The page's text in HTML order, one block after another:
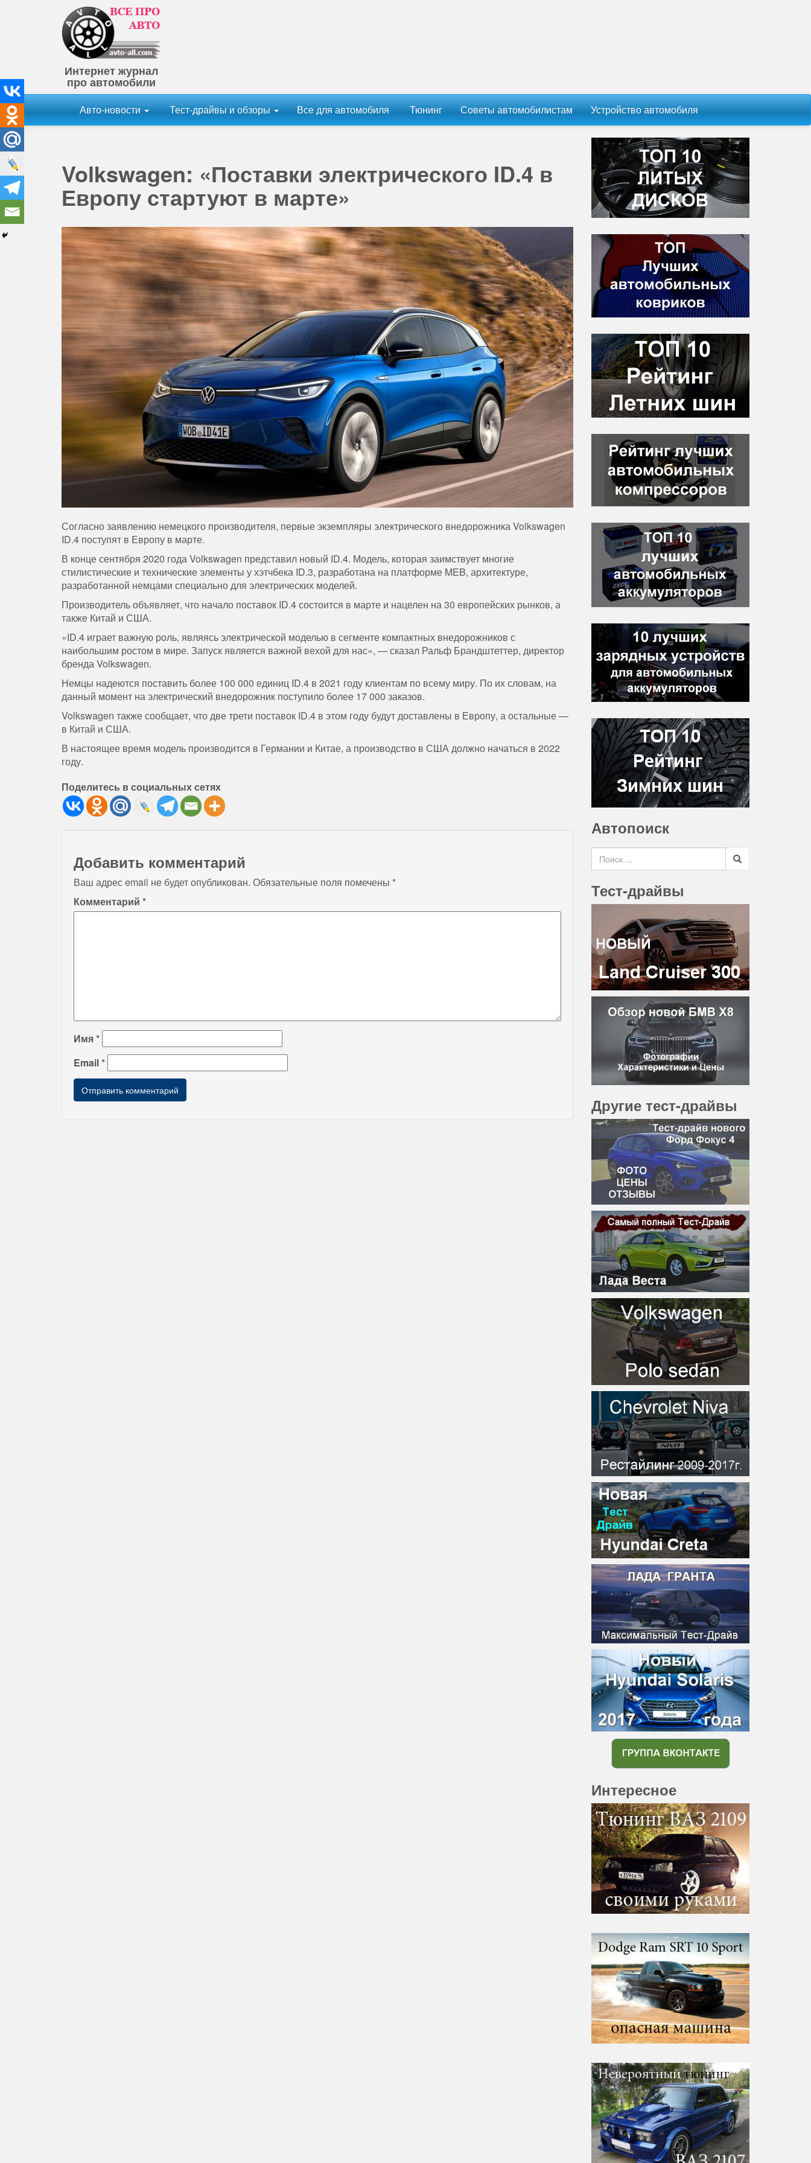
Интернет журнал
про автомобили
Авто-новости Тест-драйвы и обзоры Все для автомобиля Тюнинг Советы автомобилистам Устройство автомобиля
Volkswagen: «Поставки электрического ID.4 в
Европу стартуют в марте»
Согласно заявлению немецкого производителя, первые экземпляры электрического внедорожника Volkswagen
ID.4 поступят в Европу в марте.
В конце сентября 2020 года Volkswagen представил новый ID.4. Модель, которая заимствует многие
стилистические и технические элементы у хэтчбека ID.3, разработана на платформе MEB, архитектуре,
разработанной немцами специально для электрических моделей.
Производитель объявляет, что начало поставок ID.4 состоится в марте и нацелен на 30 европейских рынков, а
также Китай и США.
«ID.4 играет важную роль, являясь электрической моделью в сегменте компактных внедорожников с
наибольшим ростом в мире. Запуск является важной вехой для нас», — сказал Ральф Брандштеттер, директор
бренда Volkswagen.
Немцы надеются поставить более 100 000 единиц ID.4 в 2021 году клиентам по всему миру. По их словам, на
данный момент на электрический внедорожник поступило более 17 000 заказов.
Volkswagen также сообщает, что две трети поставок ID.4 в этом году будут доставлены в Европу, а остальные —
в Китай и США.
В настоящее время модель производится в Германии и Китае, а производство в США должно начаться в 2022
году.
Поделитесь в социальных сетях
Добавить комментарий
Ваш адрес email не будет опубликован. Обязательные поля помечены *
Комментарий *
Имя*
Email*
Автопоиск
Search for
Тест-драйвы
Другие тест-драйвы
Интересное